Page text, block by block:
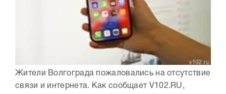
Жители Волгограда пожаловались на отсутствие
связи и интернета. Как сообщает V102.RU,